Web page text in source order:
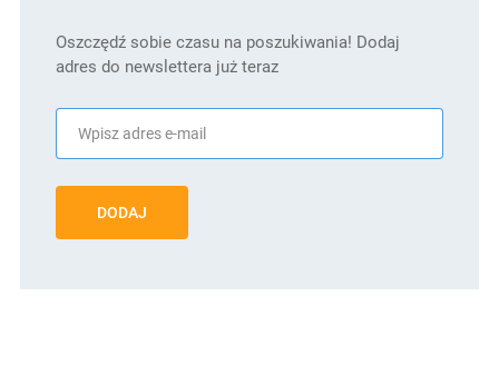
Oszczędź sobie czasu na poszukiwania! Dodaj
adres do newslettera już teraz
DODAJ